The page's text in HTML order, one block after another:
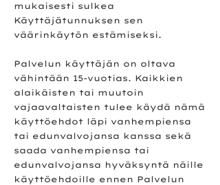
mukaisesti sulkea
Käyttäjätunnuksen sen
väärinkäytön estämiseksi.
Palvelun käyttäjän on oltava
vähintään 15-vuotias. Kaikkien
alaikäisten tai muutoin
vajaavaltaisten tulee käydä nämä
käyttöehdot läpi vanhempiensa
tai edunvalvojansa kanssa sekä
saada vanhempiensa tai
edunvalvojansa hyväksyntä näille
käyttöehdoille ennen Palvelun